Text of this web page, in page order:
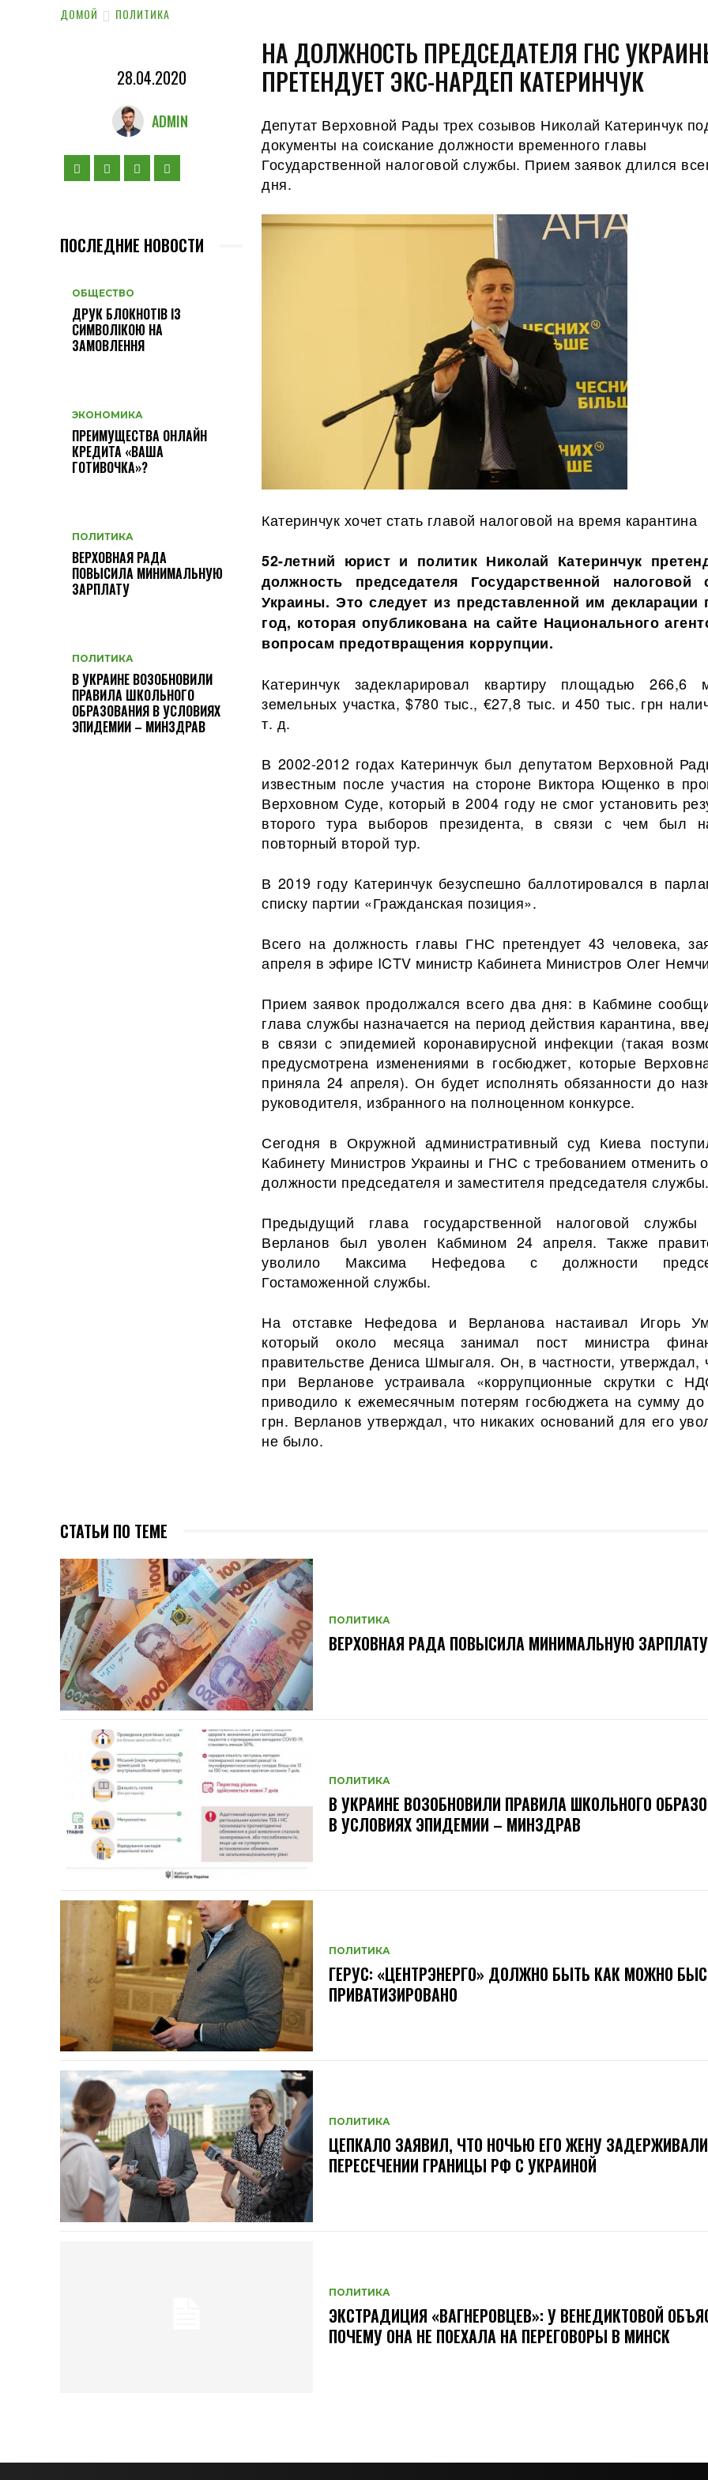
ДОМОЙ ПОЛИТИКА
28.04.2020
ADMIN
ПОСЛЕДНИЕ НОВОСТИ
ОБЩЕСТВО
ДРУК БЛОКНОТІВ ІЗ
СИМВОЛІКОЮ НА
ЗАМОВЛЕННЯ
ЭКОНОМИКА
ПРЕИМУЩЕСТВА ОНЛАЙН
КРЕДИТА «ВАША
ГОТИВОЧКА»?
ПОЛИТИКА
ВЕРХОВНАЯ РАДА
ПОВЫСИЛА МИНИМАЛЬНУЮ
ЗАРПЛАТУ
ПОЛИТИКА
В УКРАИНЕ ВОЗОБНОВИЛИ
ПРАВИЛА ШКОЛЬНОГО
ОБРАЗОВАНИЯ В УСЛОВИЯХ
ЭПИДЕМИИ – МИНЗДРАВ
НА ДОЛЖНОСТЬ ПРЕДСЕДАТЕЛЯ ГНС
ПРЕТЕНДУЕТ ЭКС-НАРДЕП КАТЕРИНЧУК
Депутат Верховной Рады трех созывов Николай Катеринчук
документы на соискание должности временного главы
Государственной налоговой службы. Прием заявок длился
дня.
Катеринчук хочет стать главой налоговой на время карантина
52-летний юрист и политик Николай Катеринчук
должность председателя Государственной налоговой
Украины. Это следует из представленной им декларации
год, которая опубликована на сайте Национального
вопросам предотвращения коррупции.
Катеринчук задекларировал квартиру площадью 266,6
земельных участка, $780 тыс., €27,8 тыс. и 450 тыс. грн
т. д.
В 2002-2012 годах Катеринчук был депутатом Верховной
известным после участия на стороне Виктора Ющенко в
Верховном Суде, который в 2004 году не смог установить
второго тура выборов президента, в связи с чем был
повторный второй тур.
В 2019 году Катеринчук безуспешно баллотировался в
списку партии «Гражданская позиция».
Всего на должность главы ГНС претендует 43 человека,
апреля в эфире ICTV министр Кабинета Министров Олег
Прием заявок продолжался всего два дня: в Кабмине
глава службы назначается на период действия карантина,
в связи с эпидемией коронавирусной инфекции (такая
предусмотрена изменениями в госбюджет, которые
приняла 24 апреля). Он будет исполнять обязанности до
руководителя, избранного на полноценном конкурсе.
Сегодня в Окружной административный суд Киева
Кабинету Министров Украины и ГНС с требованием отменить
должности председателя и заместителя председателя службы.
Предыдущий глава государственной налоговой службы
Верланов был уволен Кабмином 24 апреля. Также
уволило Максима Нефедова с должности
Гостаможенной службы.
На отставке Нефедова и Верланова настаивал Игорь
который около месяца занимал пост министра
правительстве Дениса Шмыгаля. Он, в частности, утверждал,
при Верланове устраивала «коррупционные скрутки с
приводило к ежемесячным потерям госбюджета на сумму
грн. Верланов утверждал, что никаких оснований для его
не было.
СТАТЬИ ПО ТЕМЕ
ПОЛИТИКА
ВЕРХОВНАЯ РАДА ПОВЫСИЛА МИНИМАЛЬНУЮ ЗАРПЛАТУ
ПОЛИТИКА
В УКРАИНЕ ВОЗОБНОВИЛИ ПРАВИЛА ШКОЛЬНОГО
В УСЛОВИЯХ ЭПИДЕМИИ – МИНЗДРАВ
ПОЛИТИКА
ГЕРУС: «ЦЕНТРЭНЕРГО» ДОЛЖНО БЫТЬ КАК МОЖНО
ПРИВАТИЗИРОВАНО
ПОЛИТИКА
ЦЕПКАЛО ЗАЯВИЛ, ЧТО НОЧЬЮ ЕГО ЖЕНУ
ПЕРЕСЕЧЕНИИ ГРАНИЦЫ РФ С УКРАИНОЙ
ПОЛИТИКА
ЭКСТРАДИЦИЯ «ВАГНЕРОВЦЕВ»: У ВЕНЕДИКТОВОЙ
ПОЧЕМУ ОНА НЕ ПОЕХАЛА НА ПЕРЕГОВОРЫ В МИНСК